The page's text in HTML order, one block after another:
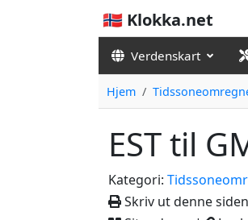
🇳🇴 Klokka.net
Verdenskart
Hjem
EST til
Kategori:
Skriv ut denne siden